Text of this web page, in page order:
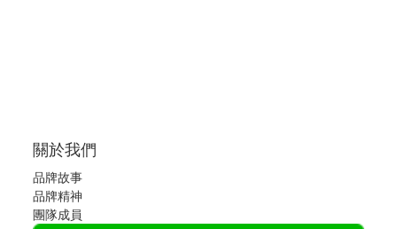
關於我們
品牌故事
品牌精神
團隊成員